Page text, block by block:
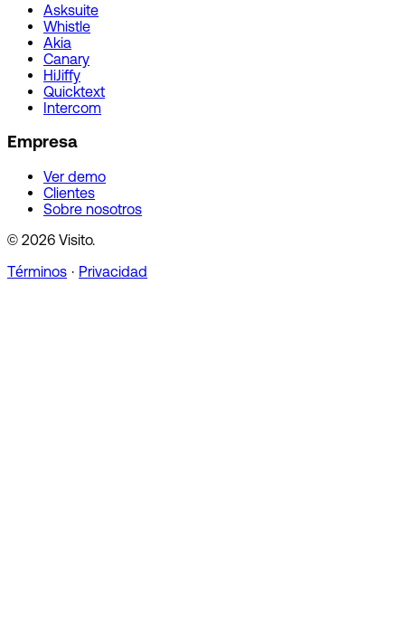
Asksuite
Whistle
Akia
Canary
HiJiffy
Quicktext
Intercom
Empresa
Ver demo
Clientes
Sobre nosotros
© 2026 Visito.
Términos · Privacidad